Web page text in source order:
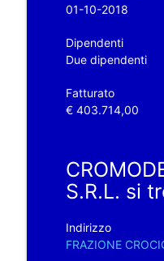
01-10-2018
Dipendenti
Due dipendenti
Fatturato
€ 403.714,00
S.R.L. si
Indirizzo
FRAZIONE